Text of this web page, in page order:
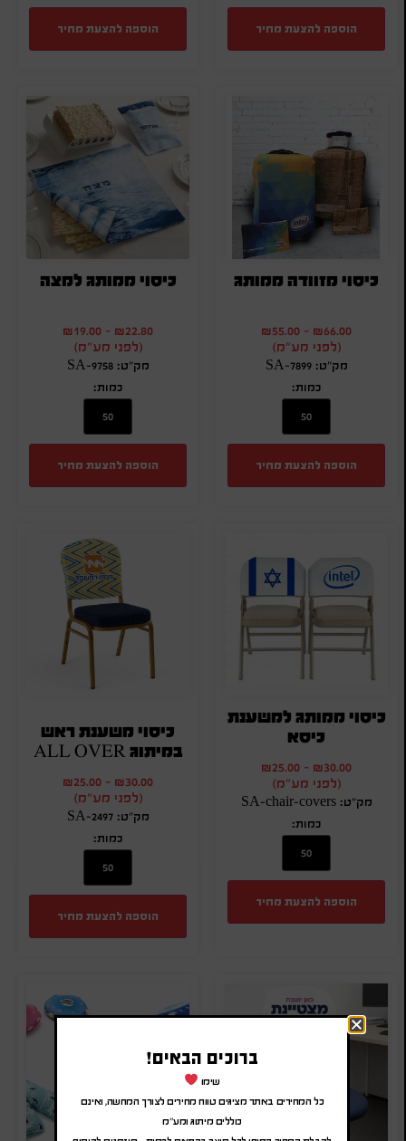
הוספה להצעת מחיר הוספה להצעת מחיר
כיסוי מזוודה ממותג
₪66.00
-
₪55.00
(לפני מע"מ)
מק"ט: SA-7899
כמות:
הוספה להצעת מחיר
כיסוי ממותג למצה
₪22.80
-
₪19.00
(לפני מע"מ)
מק"ט: SA-9758
כמות:
הוספה להצעת מחיר
כיסוי ממותג למשענת
כיסא
₪30.00
-
₪25.00
(לפני מע"מ)
מק"ט: SA-chair-covers
כמות:
הוספה להצעת מחיר
כיסוי משענת ראש
במיתוג ALL OVER
₪30.00
-
₪25.00
(לפני מע"מ)
מק"ט: SA-2497
כמות:
הוספה להצעת מחיר
ברוכים הבאים!
שימו
כל המחירים באתר מציגים טווח מחירים לצורך המחשה, ואינם
כוללים מיתוג ומע"מ